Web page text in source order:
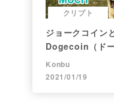
クリプト
ジョークコイン
Dogecoin（ド
まで。注目され
Konbu
2021/01/19